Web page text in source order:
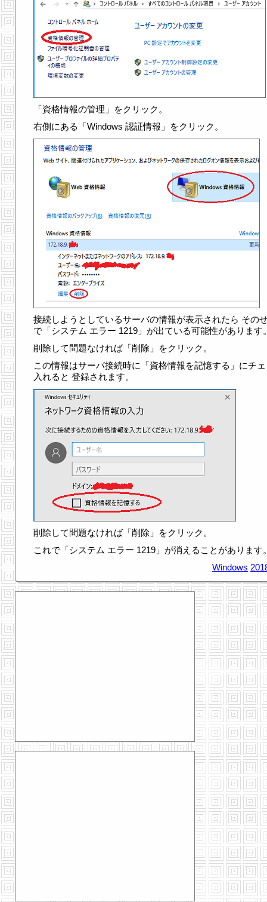
「資格情報の管理」をクリック。
右側にある「Windows 認証情報」をクリック。
接続しようとしているサーバの情報が表示されたら その
で「システム エラー 1219」が出ている可能性があります
削除して問題なければ「削除」をクリック。
この情報はサーバ接続時に「資格情報を記憶する」にチ
入れると 登録されます。
削除して問題なければ「削除」をクリック。
これで「システム エラー 1219」が消えることがあります
Windows